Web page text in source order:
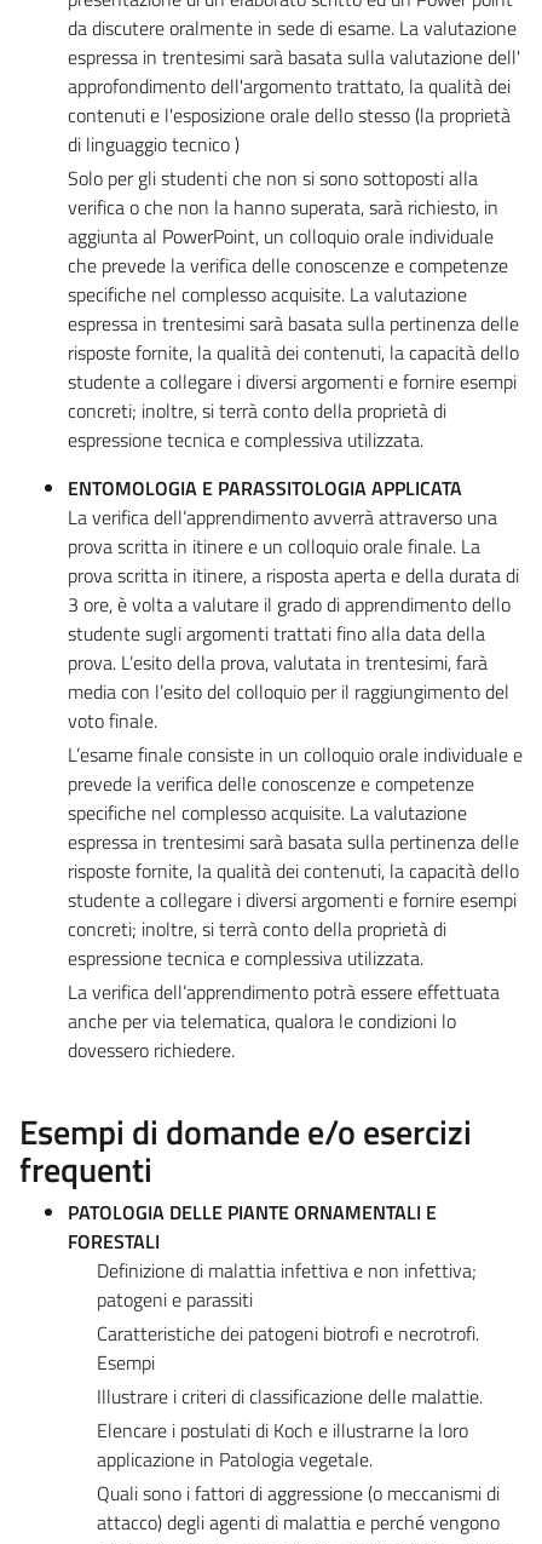
da discutere oralmente in sede di esame. La valutazione
espressa in trentesimi sarà basata sulla valutazione dell'
approfondimento dell'argomento trattato, la qualità dei
contenuti e l'esposizione orale dello stesso (la proprietà
di linguaggio tecnico )
Solo per gli studenti che non si sono sottoposti alla
verifica o che non la hanno superata, sarà richiesto, in
aggiunta al PowerPoint, un colloquio orale individuale
che prevede la verifica delle conoscenze e competenze
specifiche nel complesso acquisite. La valutazione
espressa in trentesimi sarà basata sulla pertinenza delle
risposte fornite, la qualità dei contenuti, la capacità dello
studente a collegare i diversi argomenti e fornire esempi
concreti; inoltre, si terrà conto della proprietà di
espressione tecnica e complessiva utilizzata.
ENTOMOLOGIA E PARASSITOLOGIA APPLICATA
La verifica dell’apprendimento avverrà attraverso una
prova scritta in itinere e un colloquio orale finale. La
prova scritta in itinere, a risposta aperta e della durata di
3 ore, è volta a valutare il grado di apprendimento dello
studente sugli argomenti trattati fino alla data della
prova. L’esito della prova, valutata in trentesimi, farà
media con l’esito del colloquio per il raggiungimento del
voto finale.
L’esame finale consiste in un colloquio orale individuale e
prevede la verifica delle conoscenze e competenze
specifiche nel complesso acquisite. La valutazione
espressa in trentesimi sarà basata sulla pertinenza delle
risposte fornite, la qualità dei contenuti, la capacità dello
studente a collegare i diversi argomenti e fornire esempi
concreti; inoltre, si terrà conto della proprietà di
espressione tecnica e complessiva utilizzata.
La verifica dell’apprendimento potrà essere effettuata
anche per via telematica, qualora le condizioni lo
dovessero richiedere.
Esempi di domande e/o esercizi
frequenti
PATOLOGIA DELLE PIANTE ORNAMENTALI E
FORESTALI
Definizione di malattia infettiva e non infettiva;
patogeni e parassiti
Caratteristiche dei patogeni biotrofi e necrotrofi.
Esempi
Illustrare i criteri di classificazione delle malattie.
Elencare i postulati di Koch e illustrarne la loro
applicazione in Patologia vegetale.
Quali sono i fattori di aggressione (o meccanismi di
attacco) degli agenti di malattia e perché vengono